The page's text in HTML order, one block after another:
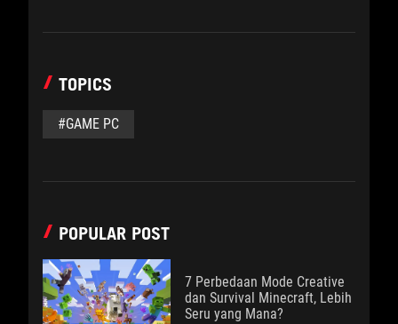
TOPICS
#GAME PC
POPULAR POST
7 Perbedaan Mode Creative
dan Survival Minecraft, Lebih
Seru yang Mana?